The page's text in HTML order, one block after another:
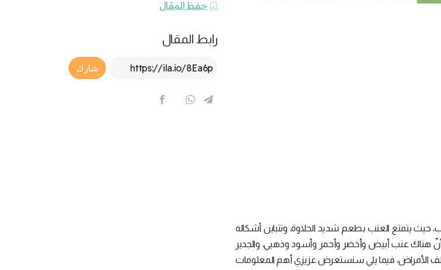
يتمتع العنب بطعم شديد الحلاوة، وتتباين أشكاله
كما أنّ هناك عنب أبيض وأخضر وأحمر وأسود وذهبي، والجدير
الأمراض، فيما يلي سنستعرض عزيزي أهم المعلومات
حفظ المقال
رابط المقال
Article Link
شارك